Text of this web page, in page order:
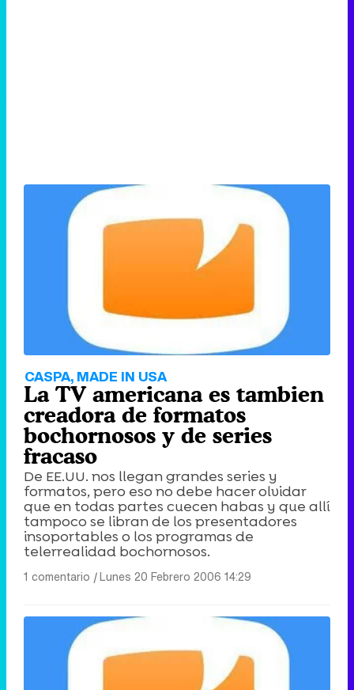
CASPA, MADE IN USA
La TV americana es tambien
creadora de formatos
bochornosos y de series
fracaso
De EE.UU. nos llegan grandes series y
formatos, pero eso no debe hacer olvidar
que en todas partes cuecen habas y que allí
tampoco se libran de los presentadores
insoportables o los programas de
telerrealidad bochornosos.
1 comentario |Lunes 20 Febrero 2006 14:29